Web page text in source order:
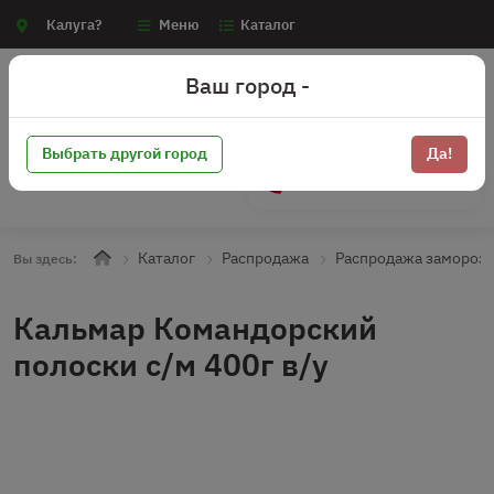
Калуга? Меню Каталог
Вы здесь: Каталог Распродажа Распродажа
Кальмар Командорский
полоски с/м 400г в/у
Ваш город -
Выбрать другой город Да!